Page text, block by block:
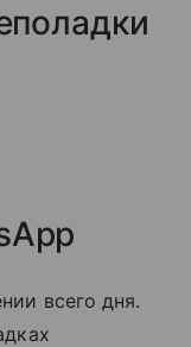
всего дня.